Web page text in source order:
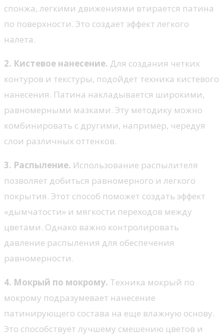
спонжа, легкими движениями втирается патина
по поверхности. Это создает эффект легкого
налета.
2. Кистевое нанесение. Для создания четких
контуров и текстуры, подойдет техника кистевого
нанесения. Патина накладывается широкими,
равномерными мазками. Эту методику можно
комбинировать с другими, например, чередуя
слои различных оттенков.
3. Распыление. Использование распылителя
позволяет добиться равномерного и легкого
покрытия. Этот способ поможет создать эффект
«дымчатости» и мягкости переходов между
цветами. Однако важно контролировать
давление распыления для обеспечения
равномерности.
4. Мокрый по мокрому. Техника мокрый по
мокрому подразумевает нанесение
патинирующего состава на еще влажную основу.
Это способствует лучшему смешению цветов и